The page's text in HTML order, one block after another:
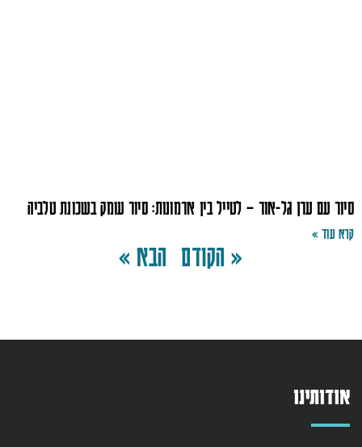
סיור עם ערן גל-אור – לטייל בין ארמונות: סיור עומק בשכונת טלביה
קרא עוד »
« הקודם הבא »
אודותינו